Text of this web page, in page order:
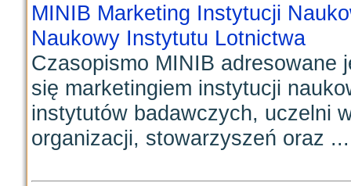
MINIB Marketing Instytucji
Naukowy Instytutu Lotnictwa
Czasopismo MINIB adresowane
się marketingiem instytucji
instytutów badawczych, uczelni
organizacji, stowarzyszeń oraz ...